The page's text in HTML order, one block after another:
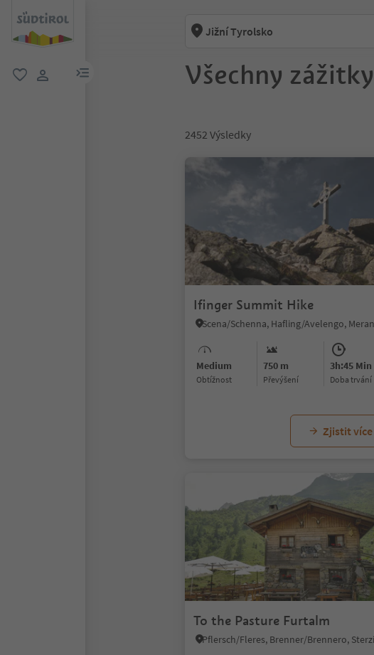
odkaz na menu
Jižní Tyrolsko
Všechny
2452 Výsledky
Ifinger Summit Hike
Medium
Obtížnost
750 m
Převýšení
3h:45 Min
doba trvání
Zjistit více
To the Pasture Furtalm